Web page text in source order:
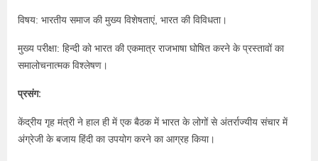
विषय: भारतीय समाज की मुख्य विशेषताएं, भारत की विविधता।
मुख्य परीक्षा: हिन्दी को भारत की एकमात्र राजभाषा घोषित करने के प्रस्तावों का
समालोचनात्मक विश्लेषण।
प्रसंग:
केंद्रीय गृह मंत्री ने हाल ही में एक बैठक में भारत के लोगों से अंतर्राज्यीय संचार में
अंग्रेजी के बजाय हिंदी का उपयोग करने का आग्रह किया।